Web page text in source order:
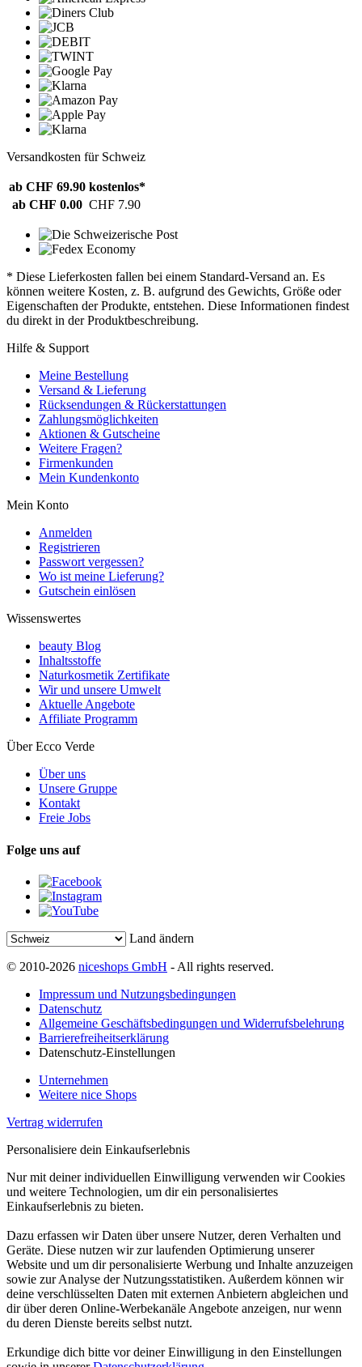
Versandkosten für Schweiz
ab CHF 69.90 kostenlos*
ab CHF 0.00 CHF 7.90
* Diese Lieferkosten fallen bei einem Standard-Versand an. Es
können weitere Kosten, z. B. aufgrund des Gewichts, Größe oder
Eigenschaften der Produkte, entstehen. Diese Informationen findest
du direkt in der Produktbeschreibung.
Hilfe & Support
Meine Bestellung
Versand & Lieferung
Rücksendungen & Rückerstattungen
Zahlungsmöglichkeiten
Aktionen & Gutscheine
Weitere Fragen?
Firmenkunden
Mein Kundenkonto
Mein Konto
Anmelden
Registrieren
Passwort vergessen?
Wo ist meine Lieferung?
Gutschein einlösen
Wissenswertes
beauty Blog
Inhaltsstoffe
Naturkosmetik Zertifikate
Wir und unsere Umwelt
Aktuelle Angebote
Affiliate Programm
Über Ecco Verde
Über uns
Unsere Gruppe
Kontakt
Freie Jobs
Folge uns auf
Land ändern
© 2010-2026 niceshops GmbH - All rights reserved.
Impressum und Nutzungsbedingungen
Datenschutz
Allgemeine Geschäftsbedingungen und Widerrufsbelehrung
Barrierefreiheitserklärung
Datenschutz-Einstellungen
Unternehmen
Weitere nice Shops
Vertrag widerrufen
Personalisiere dein Einkaufserlebnis
Nur mit deiner individuellen Einwilligung verwenden wir Cookies
und weitere Technologien, um dir ein personalisiertes
Einkaufserlebnis zu bieten.
Dazu erfassen wir Daten über unsere Nutzer, deren Verhalten und
Geräte. Diese nutzen wir zur laufenden Optimierung unserer
Website und um dir personalisierte Werbung und Inhalte anzuzeigen
sowie zur Analyse der Nutzungsstatistiken. Außerdem können wir
deine verschlüsselten Daten mit externen Anbietern abgleichen und
dir über deren Online-Werbekanäle Angebote anzeigen, nur wenn
du deren Dienste bereits selbst nutzt.
Erkundige dich bitte vor deiner Einwilligung in den Einstellungen